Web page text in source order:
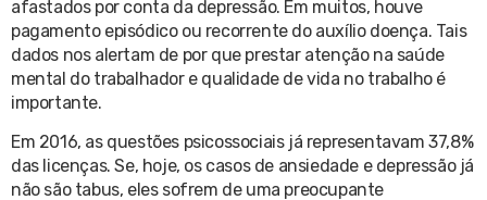
afastados por conta da depressão. Em muitos, houve
pagamento episódico ou recorrente do auxílio doença. Tais
dados nos alertam de por que prestar atenção na saúde
mental do trabalhador e qualidade de vida no trabalho é
importante.
Em 2016, as questões psicossociais já representavam 37,8%
das licenças. Se, hoje, os casos de ansiedade e depressão já
não são tabus, eles sofrem de uma preocupante